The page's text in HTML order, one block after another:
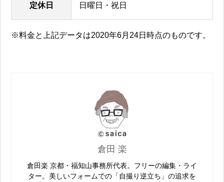
定休日 日曜日・祝日
※料金と上記データは2020年6月24日時点のものです。
倉田 楽
倉田楽 京都・福知山事務所代表。フリーの編集・ライ
ター。美しいフォームでの「自撮り逆立ち」の追求を